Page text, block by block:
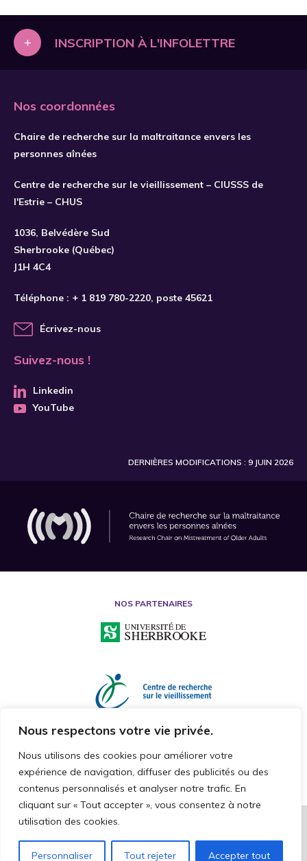
Nous respectons votre vie privée.
Nous utilisons des cookies pour améliorer votre
expérience de navigation, diffuser des publicités ou des
contenus personnalisés et analyser notre trafic. En
cliquant sur « Tout accepter », vous consentez à notre
utilisation des cookies.
Personnaliser Tout rejeter Accepter tout
+ INSCRIPTION À L'INFOLETTRE
Nos coordonnées
Chaire de recherche sur la maltraitance envers les
personnes aînées
Centre de recherche sur le vieillissement – CIUSSS de
l'Estrie – CHUS
1036, Belvédère Sud
Sherbrooke (Québec)
J1H 4C4
Téléphone : + 1 819 780-2220, poste 45621
Écrivez-nous
Suivez-nous !
Linkedin
YouTube
DERNIÈRES MODIFICATIONS : 9 JUIN 2026
NOS PARTENAIRES
2026 © CHAIRE DE RECHERCHE SUR LA MALTRAITANCE ENVERS LES